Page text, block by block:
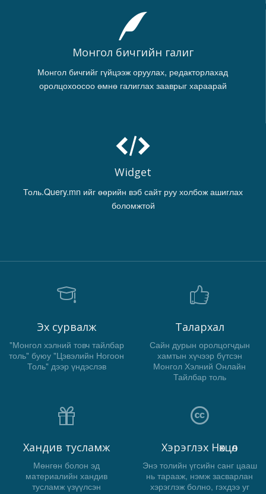
Монгол бичгийн галиг
Монгол бичгийг гүйцээж оруулах, редакторлахад
оролцохоосоо өмнө галиглах зааврыг хараарай
Widget
Толь.Query.mn ийг өөрийн вэб сайт руу холбож ашиглах
боломжтой
Эх сурвалж
"Монгол хэлний товч тайлбар
толь" буюу "Цэвэлийн Ногоон
Толь" дээр үндэслэв
Талархал
Сайн дурын оролцогчдын
хамтын хүчээр бүтсэн
Монгол Хэлний Онлайн
Тайлбар толь
Хандив тусламж
Мөнгөн болон эд
материалийн хандив
тусламж үзүүлсэн
Хэрэглэх Нөхцөл
Энэ толийн үгсийн санг цааш
нь тарааж, нэмж засварлан
хэрэглэж болно, гэхдээ уг